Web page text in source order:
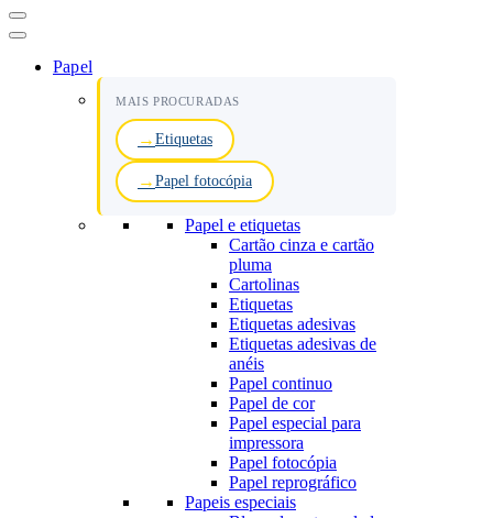
Menu
de
Papel
MAIS PROCURADAS
Etiquetas
Papel fotocópia
Papel e etiquetas
Cartão cinza e cartão
pluma
Cartolinas
Etiquetas
Etiquetas adesivas
Etiquetas adesivas de
anéis
Papel continuo
Papel de cor
Papel especial para
impressora
Papel fotocópia
Papel reprográfico
Papeis especiais